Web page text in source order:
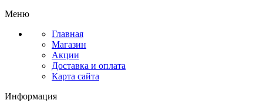
Меню
Главная
Магазин
Акции
Доставка и оплата
Карта сайта
Информация